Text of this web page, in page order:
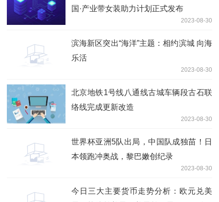
国·产业带女装助力计划正式发布
2023-08-30
滨海新区突出“海洋”主题：相约滨城 向海
乐活
2023-08-30
北京地铁1号线八通线古城车辆段古石联
络线完成更新改造
2023-08-30
世界杯亚洲5队出局，中国队成独苗！日
本领跑冲奥战，黎巴嫩创纪录
2023-08-30
今日三大主要货币走势分析：欧元兑美